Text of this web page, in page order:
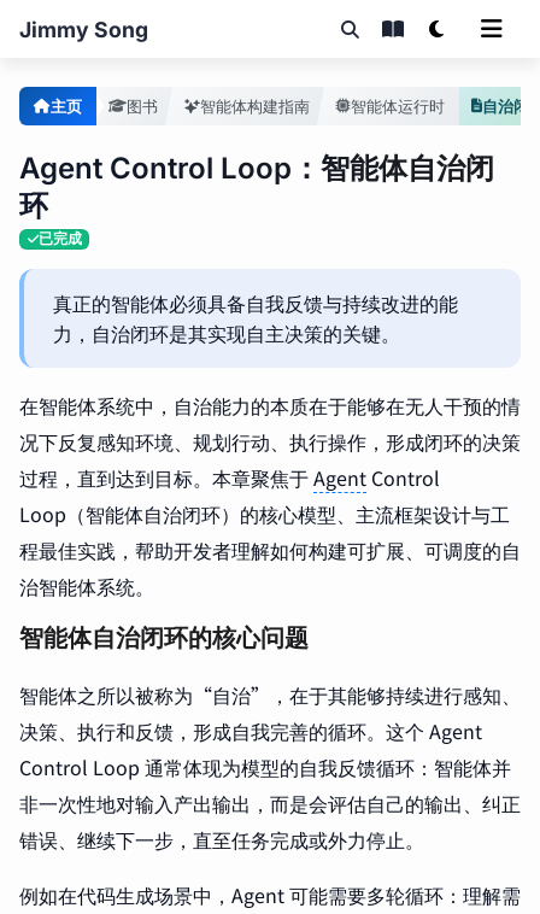
Jimmy Song
主页 图书 智能体构建指南 智能体运行时 自治闭
Agent Control Loop：智能体自治闭
环
已完成
真正的智能体必须具备自我反馈与持续改进的能
力，自治闭环是其实现自主决策的关键。
在智能体系统中，自治能力的本质在于能够在无人干预的情
况下反复感知环境、规划行动、执行操作，形成闭环的决策
过程，直到达到目标。本章聚焦于Agent Control
Loop（智能体自治闭环）的核心模型、主流框架设计与工
程最佳实践，帮助开发者理解如何构建可扩展、可调度的自
治智能体系统。
智能体自治闭环的核心问题
智能体之所以被称为“自治”，在于其能够持续进行感知、
决策、执行和反馈，形成自我完善的循环。这个 Agent
Control Loop 通常体现为模型的自我反馈循环：智能体并
非一次性地对输入产出输出，而是会评估自己的输出、纠正
错误、继续下一步，直至任务完成或外力停止。
例如在代码生成场景中，Agent 可能需要多轮循环：理解需